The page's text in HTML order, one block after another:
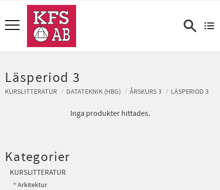
Meny
Läsperiod 3
KURSLITTERATUR DATATEKNIK (HBG) ÅRSKURS 3 LÄSPERIOD 3
Inga produkter hittades.
Kategorier
KURSLITTERATUR
Arkitektur